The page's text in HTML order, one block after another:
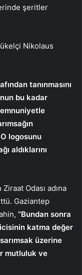
şeritler
Nikolaus
tanınmasını
bu kadar
logosunu
aldıklarını
Odası adına
Gaziantep
“Bundan sonra
katma değer
üzerine
mutluluk ve